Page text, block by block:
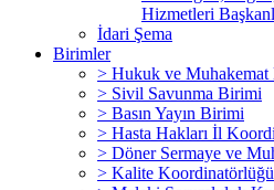
Hizmetleri
İdari Şema
Birimler
> Hukuk ve
> Sivil Savunma Birimi
> Basın Yayın Birimi
> Hasta Hakları İl
> Döner Sermaye ve
> Kalite Koordinatörlüğü